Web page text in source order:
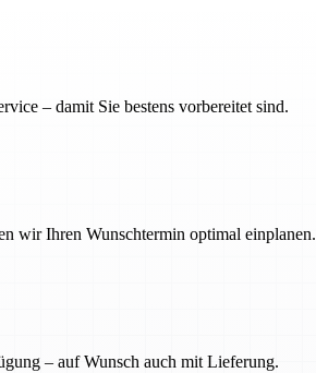
– damit Sie bestens vorbereitet sind.
wir Ihren Wunschtermin optimal einplanen.
– auf Wunsch auch mit Lieferung.